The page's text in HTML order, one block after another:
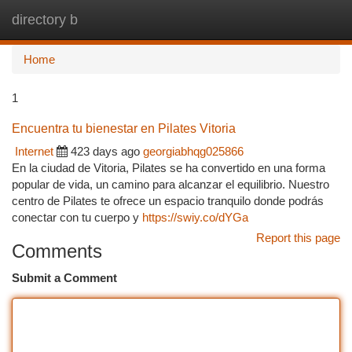
directory b
Home
1
Encuentra tu bienestar en Pilates Vitoria
Internet
423 days ago georgiabhqg025866
En la ciudad de Vitoria, Pilates se ha convertido en una forma
popular de vida, un camino para alcanzar el equilibrio. Nuestro
centro de Pilates te ofrece un espacio tranquilo donde podrás
conectar con tu cuerpo y https://swiy.co/dYGa
Report this page
Comments
Submit a Comment